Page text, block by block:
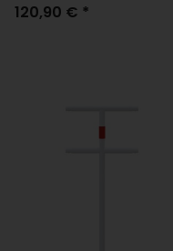
120,90 € *